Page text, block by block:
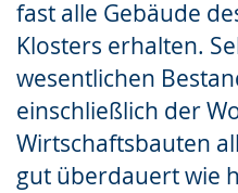
fast alle Gebäude
Klosters erhalten.
wesentlichen
einschließlich der
Wirtschaftsbauten
gut überdauert wie